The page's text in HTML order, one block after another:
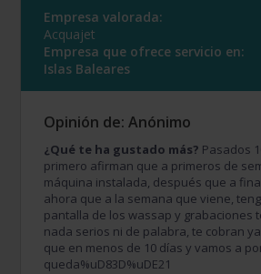
Empresa valorada:
Acquajet
Empresa que ofrece servicio en:
Islas Baleares
Opinión de: Anónimo
¿Qué te ha gustado más? Pasados
primero afirman que a primeros de
máquina instalada, después que a
ahora que a la semana que viene,
pantalla de los wassap y grabaciones
nada serios ni de palabra, te cobran
que en menos de 10 días y vamos a
queda%uD83D%uDE21